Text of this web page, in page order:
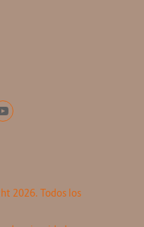
2026. Todos los